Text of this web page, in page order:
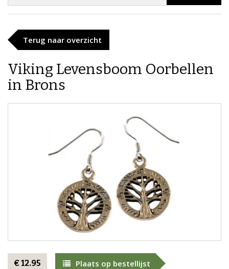
Terug naar overzicht
Viking Levensboom Oorbellen
in Brons
€ 12.95 Plaats op bestellijst